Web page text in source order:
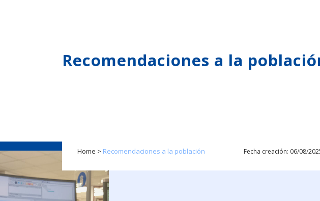
Recomendaciones a la
Home > Recomendaciones a la población Fecha creación: 06/08/